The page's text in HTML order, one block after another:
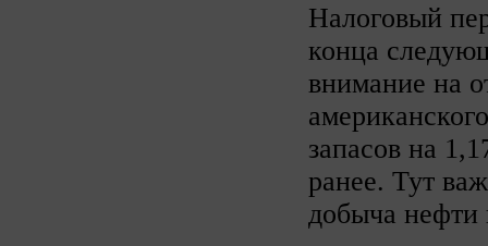
Налоговый
конца
внимание на
запасов на
ранее. Тут
добыча нефти